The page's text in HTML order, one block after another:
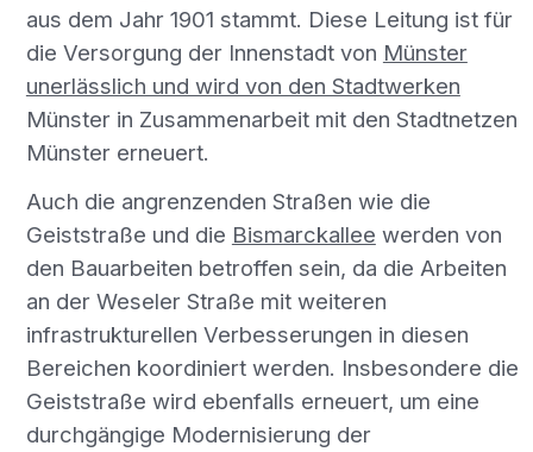
aus dem Jahr 1901 stammt. Diese Leitung ist für
die Versorgung der Innenstadt von Münster
unerlässlich und wird von den Stadtwerken
Münster in Zusammenarbeit mit den Stadtnetzen
Münster erneuert.
Auch die angrenzenden Straßen wie die
Geiststraße und die Bismarckallee werden von
den Bauarbeiten betroffen sein, da die Arbeiten
an der Weseler Straße mit weiteren
infrastrukturellen Verbesserungen in diesen
Bereichen koordiniert werden. Insbesondere die
Geiststraße wird ebenfalls erneuert, um eine
durchgängige Modernisierung der